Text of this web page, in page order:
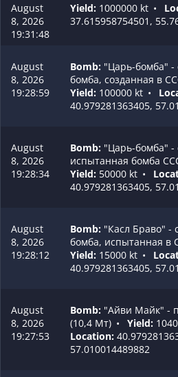
August
8, 2026
19:31:48
Yield: 1000000 kt •
37.615958754501,
August
8, 2026
19:28:59
Bomb: "Царь-бомба" -
бомба, созданная в
Yield: 100000 kt •
40.979281363405,
August
8, 2026
19:28:34
Bomb: "Царь-бомба" -
испытанная бомба
Yield: 50000 kt •
40.979281363405,
August
8, 2026
19:28:12
Bomb: "Касл Браво" -
бомба, испытанная в
Yield: 15000 kt •
40.979281363405,
August
8, 2026
19:27:53
Bomb: "Айви Майк" -
(10,4 Мт) • Yield:
Location:
57.010014489882